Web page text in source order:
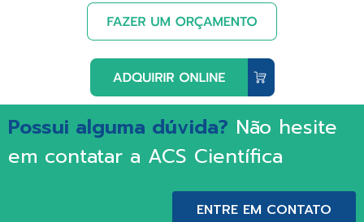
Possui alguma dúvida? Não hesite
em contatar a ACS Científica
ENTRE EM CONTATO